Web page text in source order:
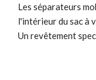
Les séparateurs
l'intérieur du sac à
Un revêtement